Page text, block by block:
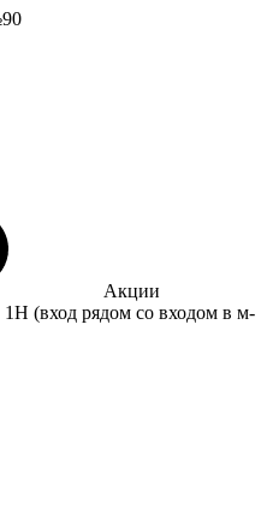
Акции
(вход рядом со входом в м-